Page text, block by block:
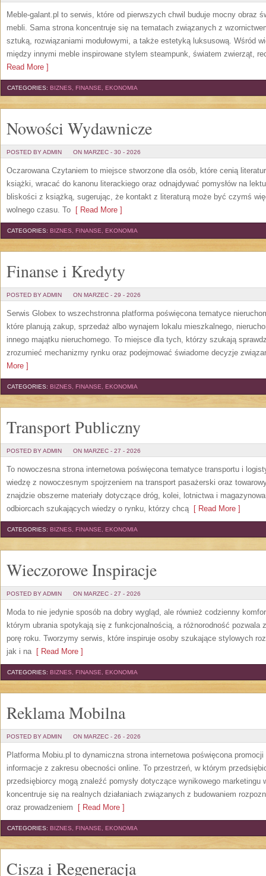
Meble-galant.pl to serwis, które od pierwszych chwil buduje mocny obraz
mebli. Sama strona koncentruje się na tematach związanych z
sztuką, rozwiązaniami modułowymi, a także estetyką luksusową. Wśród
między innymi meble inspirowane stylem steampunk, światem zwierząt,
Read More ]
CATEGORIES: BIZNES, FINANSE, EKONOMIA
Nowości Wydawnicze
POSTED BY ADMIN ON MARZEC - 30 - 2026
Oczarowana Czytaniem to miejsce stworzone dla osób, które cenią
książki, wracać do kanonu literackiego oraz odnajdywać pomysłów na
bliskości z książką, sugerując, że kontakt z literaturą może być czymś
wolnego czasu. To [ Read More ]
CATEGORIES: BIZNES, FINANSE, EKONOMIA
Finanse i Kredyty
POSTED BY ADMIN ON MARZEC - 29 - 2026
Serwis Globex to wszechstronna platforma poświęcona tematyce
które planują zakup, sprzedaż albo wynajem lokalu mieszkalnego,
innego majątku nieruchomego. To miejsce dla tych, którzy szukają
zrozumieć mechanizmy rynku oraz podejmować świadome decyzje
More ]
CATEGORIES: BIZNES, FINANSE, EKONOMIA
Transport Publiczny
POSTED BY ADMIN ON MARZEC - 27 - 2026
To nowoczesna strona internetowa poświęcona tematyce transportu i
wiedzę z nowoczesnym spojrzeniem na transport pasażerski oraz
znajdzie obszerne materiały dotyczące dróg, kolei, lotnictwa i
odbiorcach szukających wiedzy o rynku, którzy chcą[ Read More ]
CATEGORIES: BIZNES, FINANSE, EKONOMIA
Wieczorowe Inspiracje
POSTED BY ADMIN ON MARZEC - 27 - 2026
Moda to nie jedynie sposób na dobry wygląd, ale również codzienny
którym ubrania spotykają się z funkcjonalnością, a różnorodność
porę roku. Tworzymy serwis, które inspiruje osoby szukające stylowych
jak i na[ Read More ]
CATEGORIES: BIZNES, FINANSE, EKONOMIA
Reklama Mobilna
POSTED BY ADMIN ON MARZEC - 26 - 2026
Platforma Mobiu.pl to dynamiczna strona internetowa poświęcona
informacje z zakresu obecności online. To przestrzeń, w którym
przedsiębiorcy mogą znaleźć pomysły dotyczące wynikowego marketingu
koncentruje się na realnych działaniach związanych z budowaniem
oraz prowadzeniem [ Read More ]
CATEGORIES: BIZNES, FINANSE, EKONOMIA
Cisza i Regeneracja